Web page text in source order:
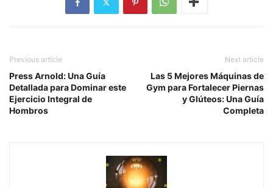
Previous article
Press Arnold: Una Guía
Detallada para Dominar este
Ejercicio Integral de
Hombros
Next article
Las 5 Mejores Máquinas de
Gym para Fortalecer Piernas
y Glúteos: Una Guía
Completa